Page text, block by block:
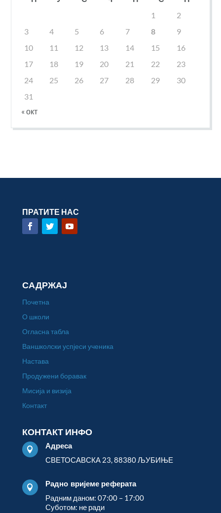
1
2
3
4 5 6 7 8
9
10
11 12 13 14 15
16
17
18 19 20 21 22
23
24
25 26 27 28 29
30
31
« окт
ПРАТИТЕ НАС
САДРЖАЈ
Почетна
О школи
Огласна табла
Ваншколски успјеси ученика
Настава
Продужени боравак
Мисија и визија
Контакт
КОНТАКТ ИНФО

Адреса
СВЕТОСАВСКА 23, 88380 ЉУБИЊЕ

Радно вријеме реферата
Радним даном: 07:00 – 17:00
Суботом: не ради